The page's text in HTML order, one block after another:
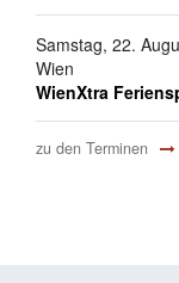
Samstag, 22.
Wien
WienXtra
zu den Terminen